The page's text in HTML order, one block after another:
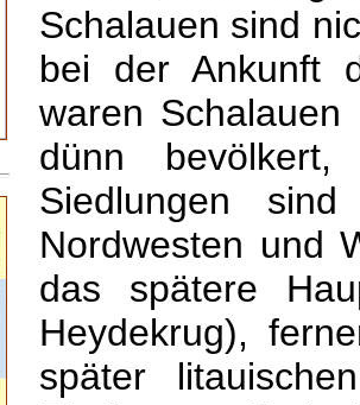
Schalauen sind
bei der Ankunft
waren
dünn
Siedlungen
Nordwesten und
das spätere
Heydekrug),
später